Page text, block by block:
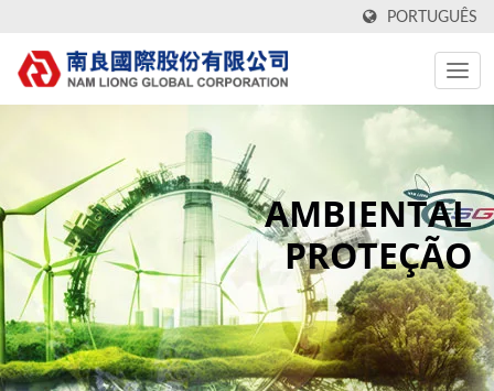
PORTUGUÊS
AMBIENTAL
PROTEÇÃO